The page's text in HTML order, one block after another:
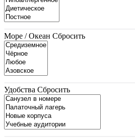
Море / Океан Сбросить
Удобства Сбросить